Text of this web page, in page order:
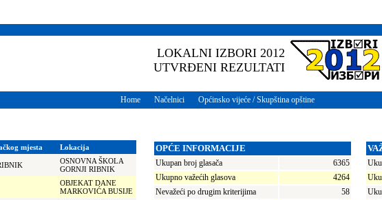
LOKALNI IZBORI 2012
UTVRĐENI REZULTATI
Home Načelnici Općinsko vijeće / Skupština opštine
mjesta Lokacija
OSNOVNA ŠKOLA
GORNJI RIBNIK
OBJEKAT DANE
MARKOVIĆA BUSIJE
OPĆE INFORMACIJE
Ukupan broj glasača
6365
Ukupno važećih glasova
4264
Nevažeći po drugim kriterijima
58